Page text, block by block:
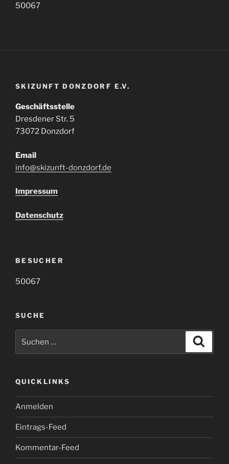
50067
SKIZUNFT DONZDORF E.V.
Geschäftsstelle
Dresdener Str. 5
73072 Donzdorf
Email
info@skizunft-donzdorf.de
Impressum
Datenschutz
BESUCHER
50067
SUCHE
nach:
QUICKLINKS
Anmelden
Eintrags-Feed
Kommentar-Feed